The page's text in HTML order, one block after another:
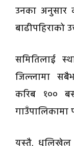
उनका अनुसार
बाढीपहिराको
समितिलाई
जिल्लामा
करिब १००
गाउँपालिकामा
यस्तै, धुलिखेल